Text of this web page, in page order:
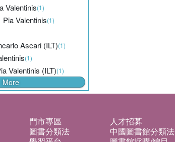
Valentinis(1)
Valentinis(1)
Ascari (ILT)(1)
(1)
Valentinis (ILT)(1)
More
門市專區 人才招募
圖書分類法 中國圖書館分類法